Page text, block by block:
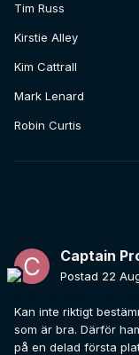
Tim Russ
Kirstie Alley
Kim Cattrall
Mark Lenard
Robin Curtis
Captain
Postad 22
Kan inte riktigt
som är bra. Därför
på en delad första